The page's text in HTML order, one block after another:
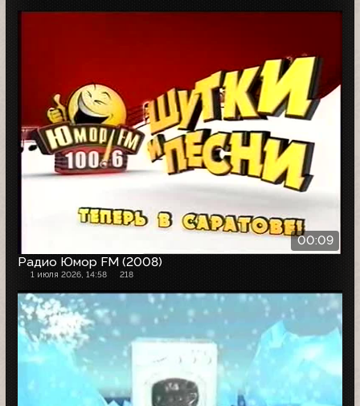
00:09
Радио Юмор FM (2008)
1 июля 2026, 14:58 218